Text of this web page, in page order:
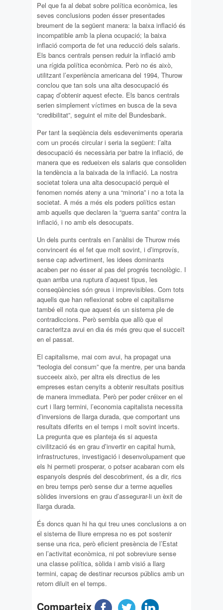
Pel que fa al debat sobre política econòmica, les
seves conclusions poden ésser presentades
breument de la següent manera: la baixa inflació és
incompatible amb la plena ocupació; la baixa
inflació comporta de fet una reducció dels salaris.
Els bancs centrals pensen reduir la inflació amb
una rígida política econòmica. Però no és això,
utilitzant l’experiència americana del 1994, Thurow
conclou que tan sols una alta desocupació és
capaç d’obtenir aquest efecte. Els bancs centrals
serien simplement víctimes en busca de la seva
“credibilitat”, seguint el mite del Bundesbank.
Per tant la seqüència dels esdeveniments operaria
com un procés circular i seria la següent: l’alta
desocupació és necessària per batre la inflació, de
manera que es redueixen els salaris que consoliden
la tendència a la baixada de la inflació. La nostra
societat tolera una alta desocupació perquè el
fenomen només ateny a una “minoria” i no a tota la
societat. A més a més els poders polítics estan
amb aquells que declaren la “guerra santa” contra la
inflació, i no amb els desocupats.
Un dels punts centrals en l’anàlisi de Thurow més
convincent és el fet que molt sovint, i d’improvís,
sense cap advertiment, les idees dominants
acaben per no ésser al pas del progrés tecnològic. I
quan arriba una ruptura d’aquest tipus, les
conseqüències són greus i imprevisibles. Com tots
aquells que han reflexionat sobre el capitalisme
també ell nota que aquest és un sistema ple de
contradiccions. Però sembla que allò que el
caracteritza avui en dia és més greu que el succeït
en el passat.
El capitalisme, mai com avui, ha propagat una
“teologia del consum” que fa mentre, per una banda
succeeix això, per altra els directius de les
empreses estan cenyits a obtenir resultats positius
de manera immediata. Però per poder créixer en el
curt i llarg termini, l’economia capitalista necessita
d’inversions de llarga durada, que comportant uns
resultats diferits en el temps i molt sovint incerts.
La pregunta que es planteja és si aquesta
civilització és en grau d’invertir en capital humà,
infrastructures, investigació i desenvolupament que
els hi permeti prosperar, o potser acabaran com els
espanyols després del descobriment, és a dir, rics
en breu temps però sense dur a terme aquelles
sòlides inversions en grau d’assegurar-li un èxit de
llarga durada.
És doncs quan hi ha qui treu unes conclusions a on
el sistema de lliure empresa no es pot sostenir
sense una rica, però eficient presència de l’Estat
en l’activitat econòmica, ni pot sobreviure sense
una classe política, sòlida i amb visió a llarg
termini, capaç de destinar recursos públics amb un
retorn diluït en el temps.
Comparteix